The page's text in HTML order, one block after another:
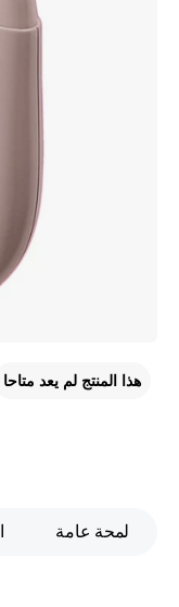
هذا المنتج لم يعد متاحا
لمحة عامة